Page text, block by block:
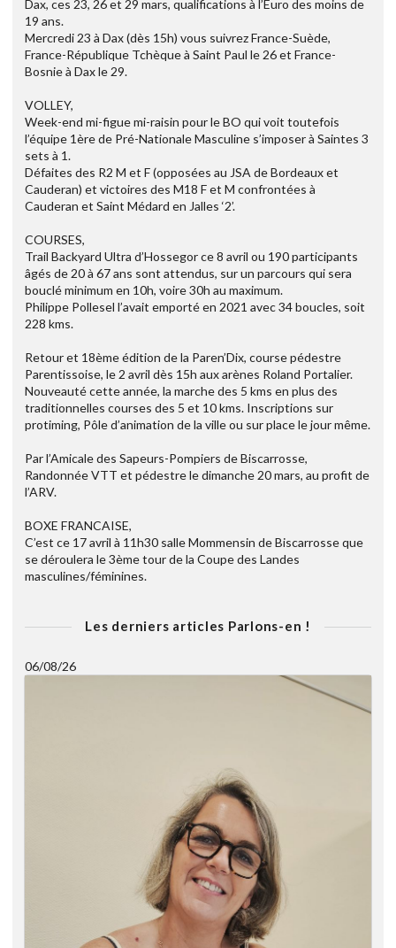
Dax, ces 23, 26 et 29 mars, qualifications à l’Euro des moins de
19 ans.
Mercredi 23 à Dax (dès 15h) vous suivrez France-Suède,
France-République Tchèque à Saint Paul le 26 et France-
Bosnie à Dax le 29.
VOLLEY,
Week-end mi-figue mi-raisin pour le BO qui voit toutefois
l’équipe 1ère de Pré-Nationale Masculine s’imposer à Saintes 3
sets à 1.
Défaites des R2 M et F (opposées au JSA de Bordeaux et
Cauderan) et victoires des M18 F et M confrontées à
Cauderan et Saint Médard en Jalles ‘2’.
COURSES,
Trail Backyard Ultra d’Hossegor ce 8 avril ou 190 participants
âgés de 20 à 67 ans sont attendus, sur un parcours qui sera
bouclé minimum en 10h, voire 30h au maximum.
Philippe Pollesel l’avait emporté en 2021 avec 34 boucles, soit
228 kms.
Retour et 18ème édition de la Paren’Dix, course pédestre
Parentissoise, le 2 avril dès 15h aux arènes Roland Portalier.
Nouveauté cette année, la marche des 5 kms en plus des
traditionnelles courses des 5 et 10 kms. Inscriptions sur
protiming, Pôle d’animation de la ville ou sur place le jour même.
Par l’Amicale des Sapeurs-Pompiers de Biscarrosse,
Randonnée VTT et pédestre le dimanche 20 mars, au profit de
l’ARV.
BOXE FRANCAISE,
C’est ce 17 avril à 11h30 salle Mommensin de Biscarrosse que
se déroulera le 3ème tour de la Coupe des Landes
masculines/féminines.
Les derniers articles Parlons-en !
06/08/26